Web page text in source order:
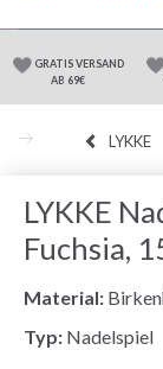
GRATIS VERSAND
AB 69€
LYKKE
LYKKE
Fuchsia,
Material:
Typ: Nadelspiel